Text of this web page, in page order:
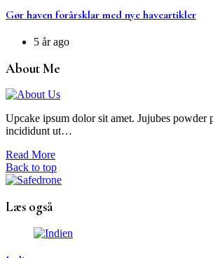
Gør haven forårsklar med nye haveartikler
5 år ago
About Me
Upcake ipsum dolor sit amet. Jujubes
incididunt ut…
Read More
Back to top
Læs også